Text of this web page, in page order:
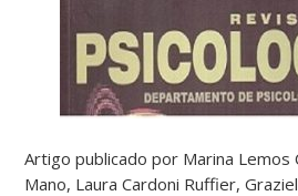
Artigo publicado por Marina Lemos
Mano, Laura Cardoni Ruffier,